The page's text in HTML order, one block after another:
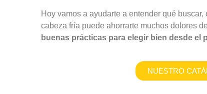
Hoy vamos a ayudarte a entender qué
cabeza fría puede ahorrarte muchos dolores
buenas prácticas para elegir bien desde el
NUESTRO